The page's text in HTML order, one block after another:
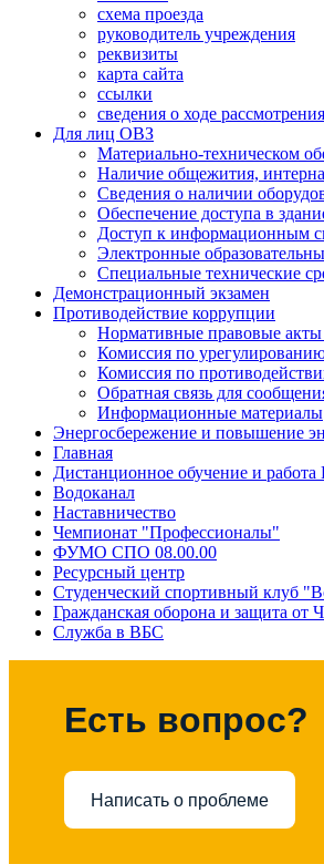
схема проезда
руководитель учреждения
реквизиты
карта сайта
ссылки
сведения о ходе
Для лиц ОВЗ
Материально-техническом
Наличие общежития,
Сведения о наличии
Обеспечение доступа в
Доступ к информационным
Электронные
Специальные технические
Демонстрационный экзамен
Противодействие коррупции
Нормативные правовые
Комиссия по
Комиссия по
Обратная связь для
Информационные материалы
Энергосбережение и повышение
Главная
Дистанционное обучение и
Водоканал
Наставничество
Чемпионат "Профессионалы"
ФУМО СПО 08.00.00
Ресурсный центр
Студенческий спортивный клуб
Гражданская оборона и защита от
Служба в ВБС
Есть вопрос?
Написать о проблеме